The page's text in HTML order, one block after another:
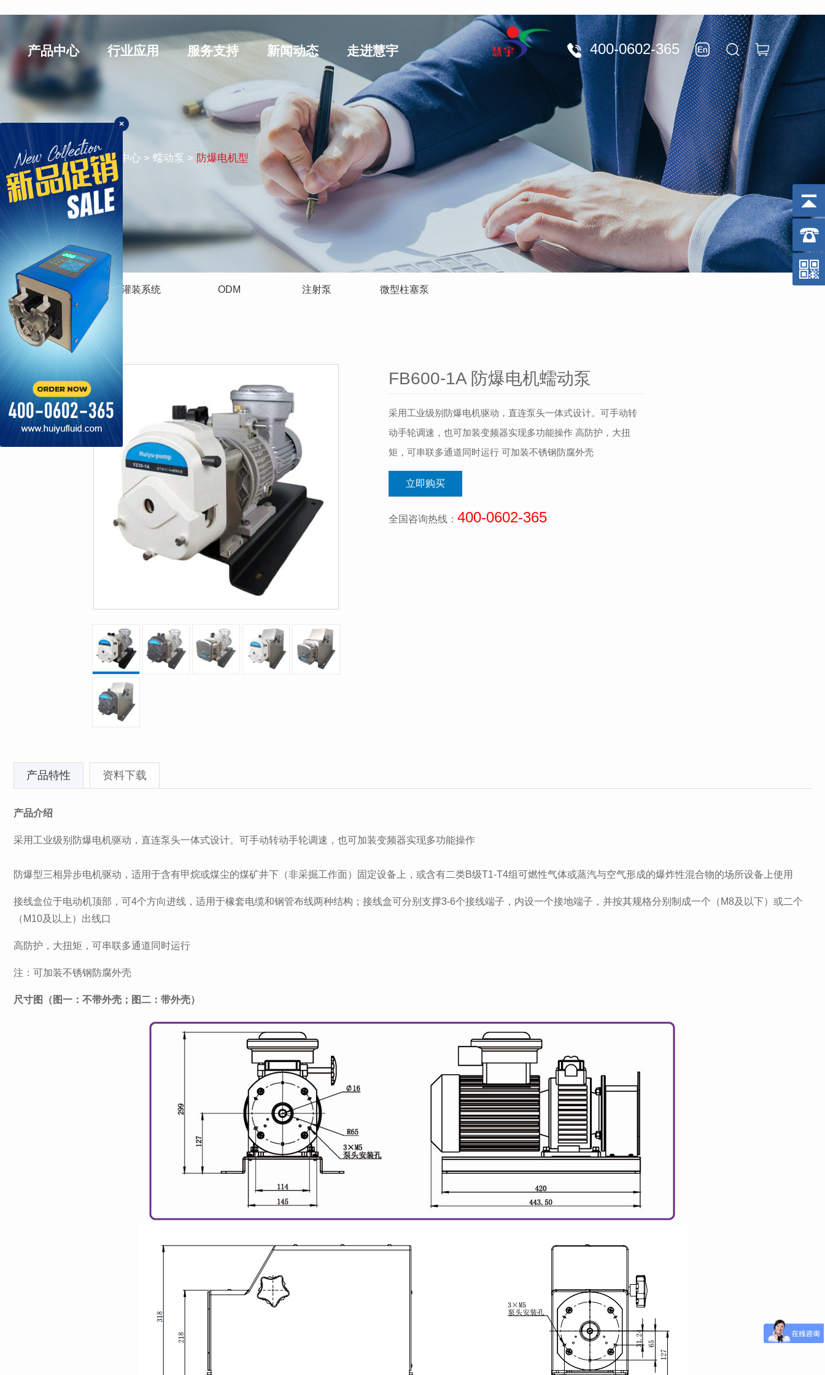
防爆电机型
您的位置：首页> 产品中心 > 蠕动泵 > 防爆电机型
400-0602-365
产品中心 行业应用 服务支持 新闻动态 走进慧宇
蠕动泵 灌装系统 ODM 注射泵 微型柱塞泵
FB600-1A 防爆电机蠕动泵
采用工业级别防爆电机驱动，直连泵头一体式设计。可手动转
动手轮调速，也可加装变频器实现多功能操作 高防护，大扭
矩，可串联多通道同时运行 可加装不锈钢防腐外壳
立即购买
全国咨询热线： 400-0602-365
产品特性 资料下载
产品介绍
采用工业级别防爆电机驱动，直连泵头一体式设计。可手动转动手轮调速，也可加装变频器实现多功能操作
防爆型三相异步电机驱动，适用于含有甲烷或煤尘的煤矿井下（非采掘工作面）固定设备上，或含有二类B级T1-T4组可燃性气体或蒸汽与空气形成的爆炸性混合物的场所设备上使用
接线盒位于电动机顶部，可4个方向进线，适用于橡套电缆和钢管布线两种结构；接线盒可分别支撑3-6个接线端子，内设一个接地端子，并按其规格分别制成一个（M8及以下）或二个
（M10及以上）出线口
高防护，大扭矩，可串联多通道同时运行
注：可加装不锈钢防腐外壳
尺寸图（图一：不带外壳；图二：带外壳）
×